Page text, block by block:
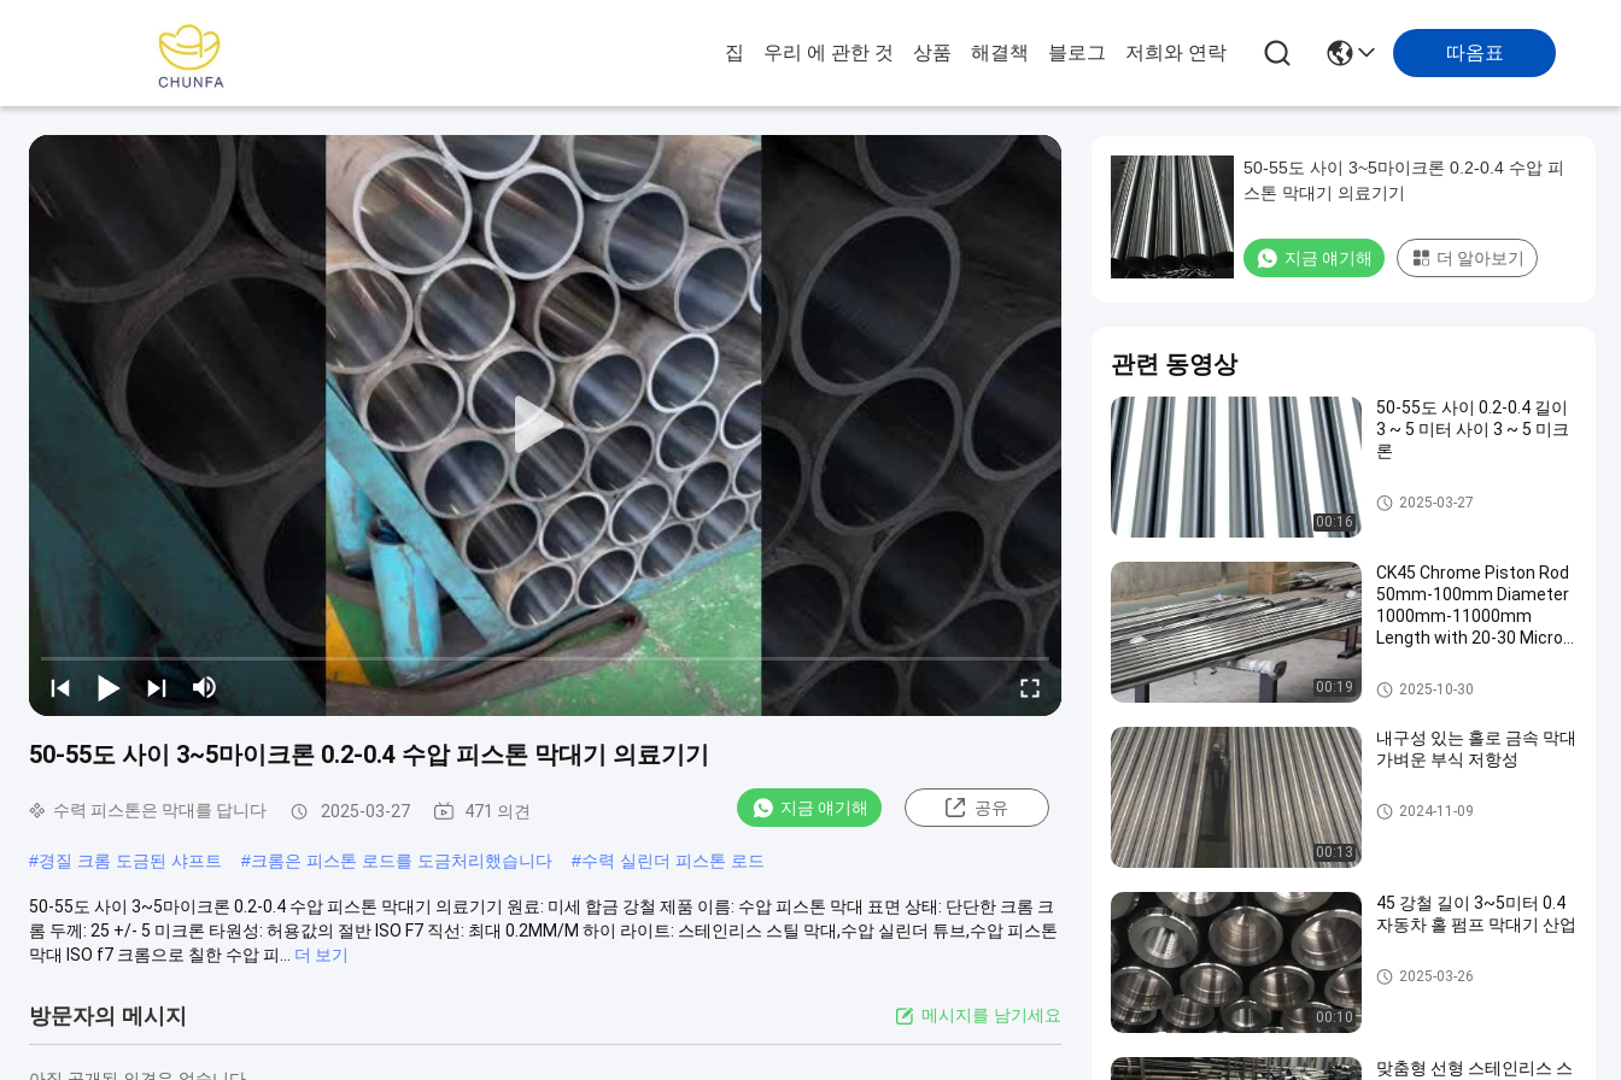
집 우리 에 관한 것 상품 해결책 블로그 저희와 연락 따옴표
50-55도 사이 3~5마이크론 0.2-0.4 수압 피스톤 막대기 의료기기
수력 피스톤은 막대를 답니다 2025-03-27 471 의견 지금 얘기해 공유
#경질 크롬 도금된 샤프트 #크롬은 피스톤 로드를 도금처리했습니다 #수력 실린더 피스톤 로드
50-55도 사이 3~5마이크론 0.2-0.4 수압 피스톤 막대기 의료기기 원료: 미세 합금 강철 제품 이름: 수압 피스톤 막대 표면 상태: 단단한 크롬 크
롬 두께: 25 +/- 5 미크론 타원성: 허용값의 절반 ISO F7 직선: 최대 0.2MM/M 하이 라이트: 스테인리스 스틸 막대,수압 실린더 튜브,수압 피스톤
막대 ISO f7 크롬으로 칠한 수압 피...
더 보기
방문자의 메시지 메시지를 남기세요
50-55도 사이 3~5마이크론 0.2-0.4 수압 피
스톤 막대기 의료기기
지금 얘기해 더 알아보기
관련 동영상
00:16
50-55도 사이 0.2-0.4 길이
3 ~ 5 미터 사이 3 ~ 5 미크
론
수력 피스톤은 막대를 답니다
2025-03-27
00:19
CK45 Chrome Piston Rod
50mm-100mm Diameter
1000mm-11000mm
Length with 20-30 Micron
크롬 피스톤 로드
2025-10-30
00:13
내구성 있는 홀로 금속 막대
가벼운 부식 저항성
중공 금속 막대
2024-11-09
00:10
45 강철 길이 3~5미터 0.4
자동차 홀 펌프 막대기 산업
중공 피스톤 로드
2025-03-26
맞춤형 선형 스테인리스 스